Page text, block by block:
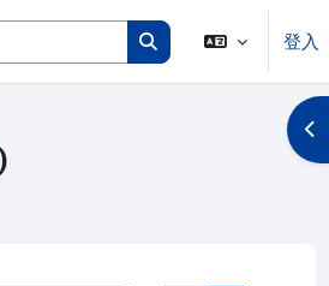
搜尋課程
搜尋課程
登入
開